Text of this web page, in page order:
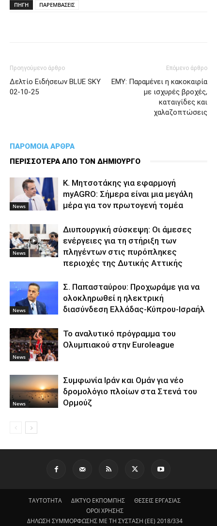
ΠΗΓΗ ΠΑΡΕΜΒΑΣΕΙΣ
Προηγούμενο άρθρο
Δελτίο Ειδήσεων BLUE SKY
02-10-25
Επόμενο άρθρο
ΕΜΥ: Παραμένει η κακοκαιρία
με ισχυρές βροχές,
καταιγίδες και
χαλαζοπτώσεις
ΠΑΡΟΜΟΙΑ ΑΡΘΡΑ
ΠΕΡΙΣΣΟΤΕΡΑ ΑΠΟ ΤΟΝ ΔΗΜΙΟΥΡΓΟ
News
Κ. Μητσοτάκης για εφαρμογή
myAGRO: Σήμερα είναι μια μεγάλη
μέρα για τον πρωτογενή τομέα
News
Διυπουργική σύσκεψη: Οι άμεσες
ενέργειες για τη στήριξη των
πληγέντων στις πυρόπληκες
περιοχές της Δυτικής Αττικής
News
Σ. Παπασταύρου: Προχωράμε για να
ολοκληρωθεί η ηλεκτρική
διασύνδεση Ελλάδας-Κύπρου-Ισραήλ
News
To αναλυτικό πρόγραμμα του
Ολυμπιακού στην Euroleague
News
Συμφωνία Ιράν και Ομάν για νέο
δρομολόγιο πλοίων στα Στενά του
Ορμούζ
ΤΑΥΤΟΤΗΤΑ ΔΙΚΤΥΟ ΕΚΠΟΜΠΗΣ
ΘΕΣΕΙΣ ΕΡΓΑΣΙΑΣ
ΟΡΟΙ ΧΡΗΣΗΣ
ΔΗΛΩΣΗ ΣΥΜΜΟΡΦΩΣΗΣ ΜΕ ΤΗ ΣΥΣΤΑΣΗ (ΕΕ) 2018/334